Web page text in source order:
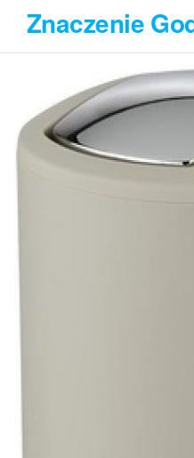
Przejdź
treści
Znaczenie